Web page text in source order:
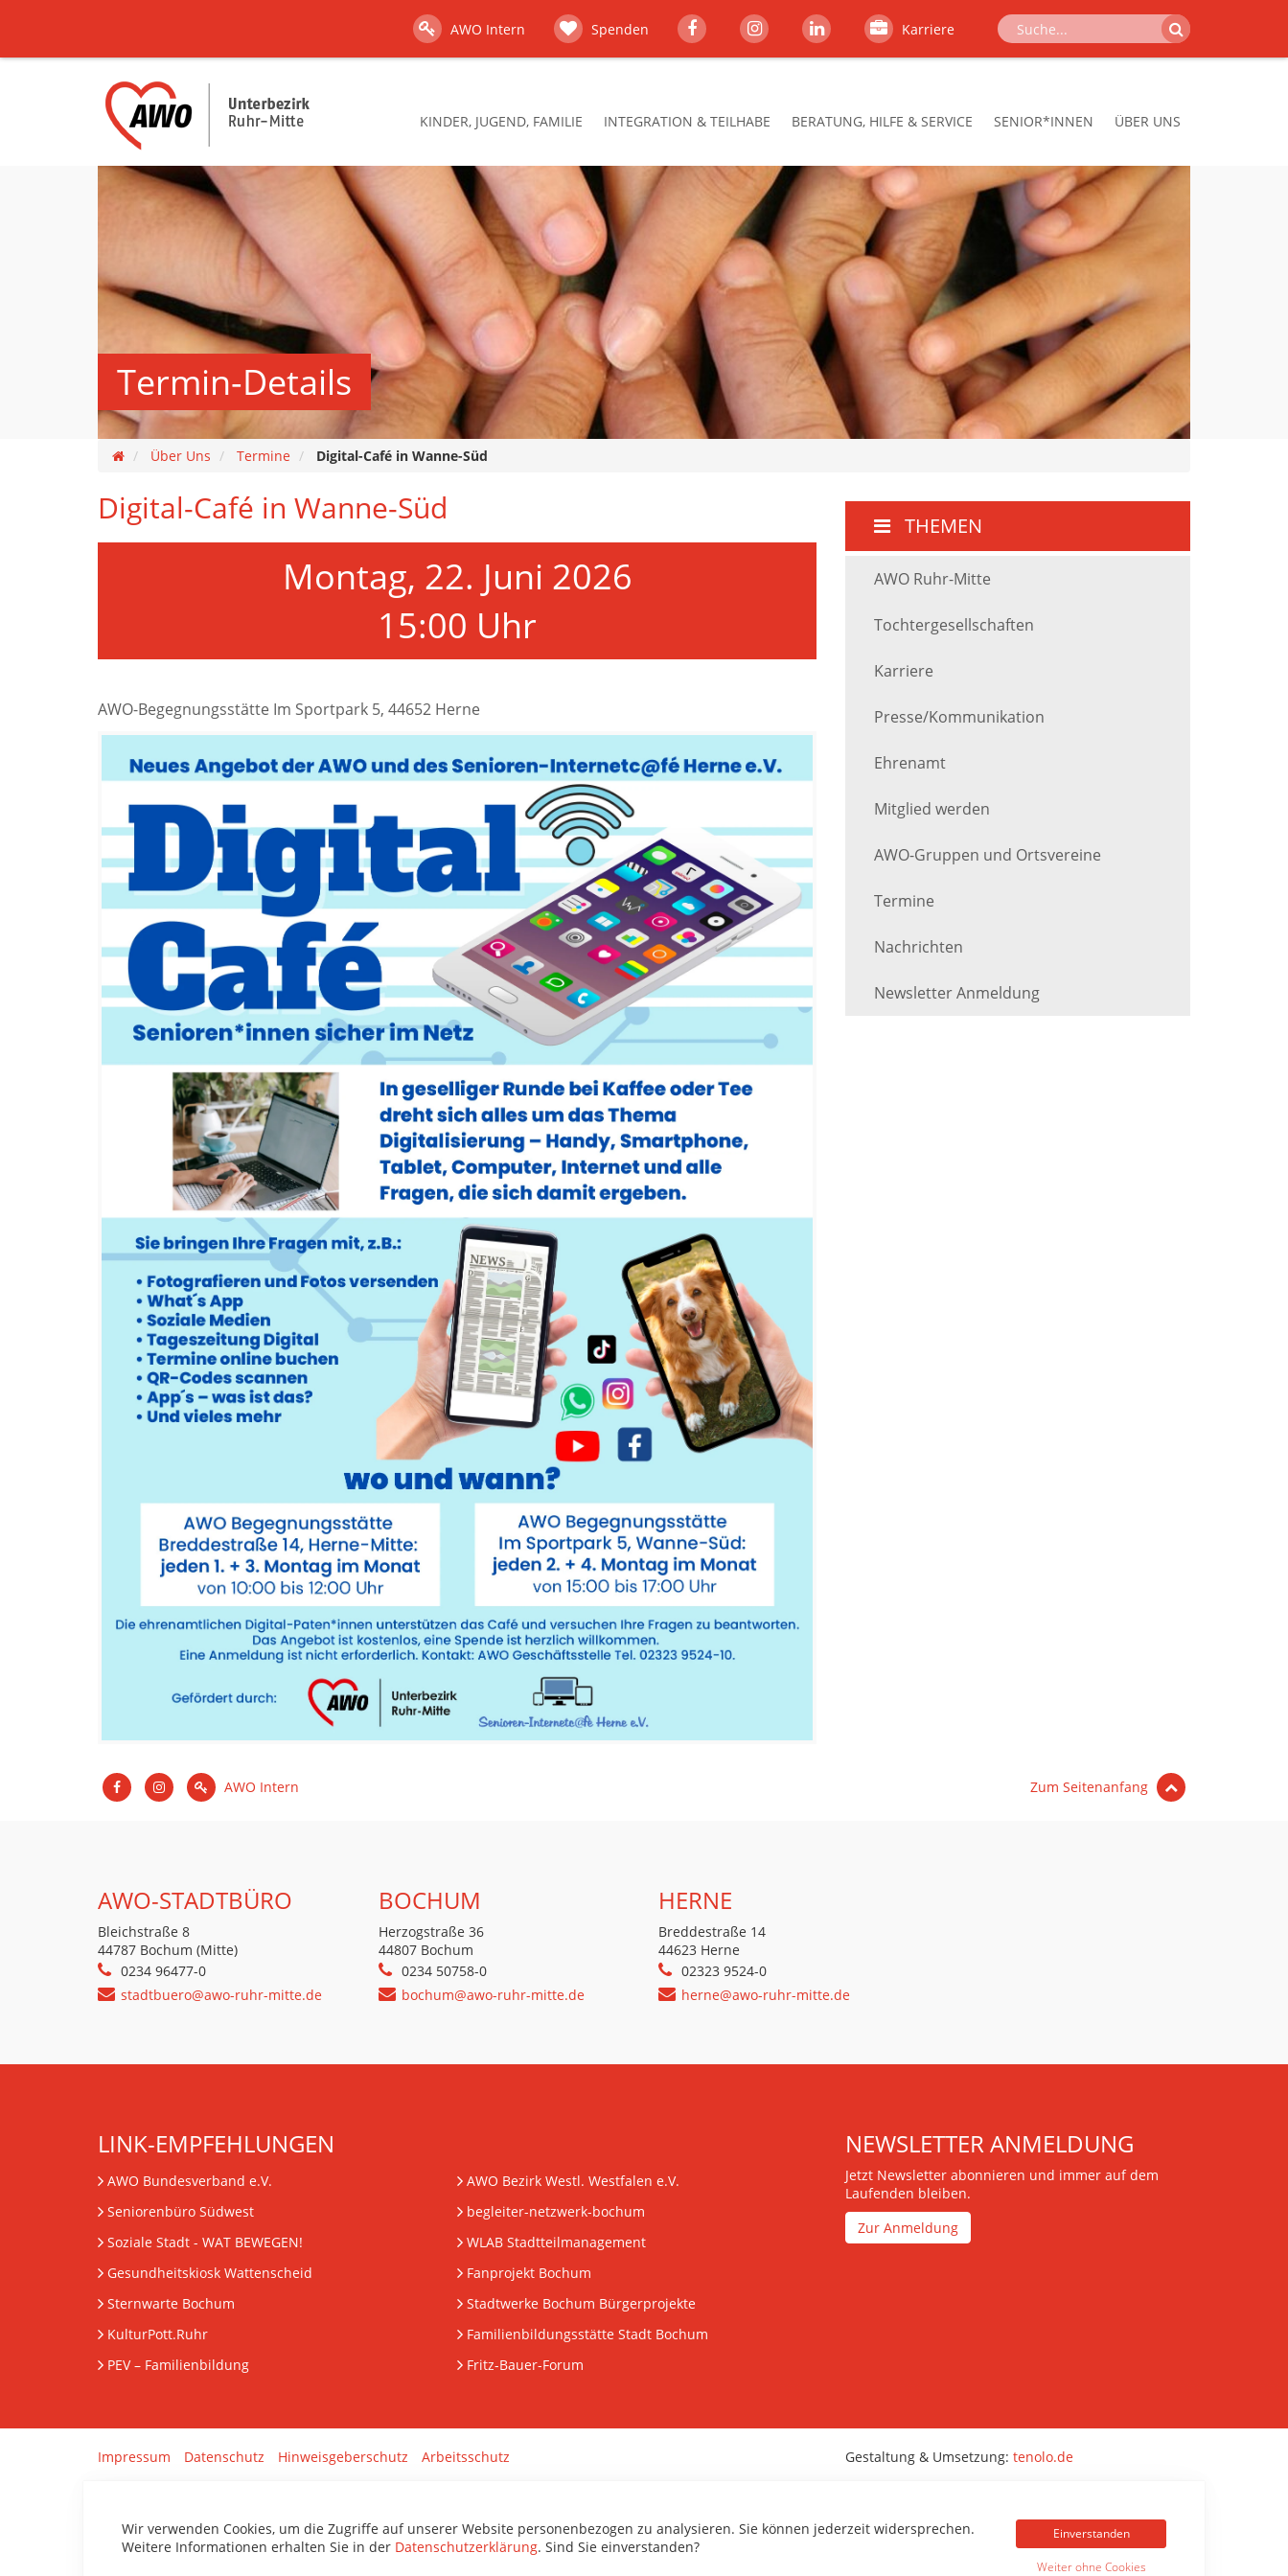
AWO Intern Spenden Karriere
KINDER, JUGEND, FAMILIE INTEGRATION & TEILHABE BERATUNG, HILFE & SERVICE SENIOR*INNEN ÜBER UNS
Termin-Details
Über Uns Termine Digital-Café in Wanne-Süd
Digital-Café in Wanne-Süd
Montag, 22. Juni 2026
15:00 Uhr
AWO-Begegnungsstätte Im Sportpark 5, 44652 Herne
THEMEN
AWO Ruhr-Mitte
Tochtergesellschaften
Karriere
Presse/Kommunikation
Ehrenamt
Mitglied werden
AWO-Gruppen und Ortsvereine
Termine
Nachrichten
Newsletter Anmeldung
AWO Intern Zum Seitenanfang
AWO-STADTBÜRO
Bleichstraße 8
44787 Bochum (Mitte)
0234 96477-0
stadtbuero@awo-ruhr-mitte.de
BOCHUM
Herzogstraße 36
44807 Bochum
0234 50758-0
bochum@awo-ruhr-mitte.de
HERNE
Breddestraße 14
44623 Herne
02323 9524-0
herne@awo-ruhr-mitte.de
LINK-EMPFEHLUNGEN
AWO Bundesverband e.V.
AWO Bezirk Westl. Westfalen e.V.
Seniorenbüro Südwest
begleiter-netzwerk-bochum
Soziale Stadt - WAT BEWEGEN!
WLAB Stadtteilmanagement
Gesundheitskiosk Wattenscheid
Fanprojekt Bochum
Sternwarte Bochum
Stadtwerke Bochum Bürgerprojekte
KulturPott.Ruhr
Familienbildungsstätte Stadt Bochum
PEV– Familienbildung Fritz-Bauer-Forum
NEWSLETTER ANMELDUNG
Jetzt Newsletter abonnieren und immer auf dem
Laufenden bleiben.
Zur Anmeldung
Impressum Datenschutz Hinweisgeberschutz Arbeitsschutz Gestaltung & Umsetzung: tenolo.de
Wir verwenden Cookies, um die Zugriffe auf unserer Website personenbezogen zu analysieren. Sie können jederzeit widersprechen.
Weitere Informationen erhalten Sie in der Datenschutzerklärung. Sind Sie einverstanden?
Einverstanden
Weiter ohne Cookies